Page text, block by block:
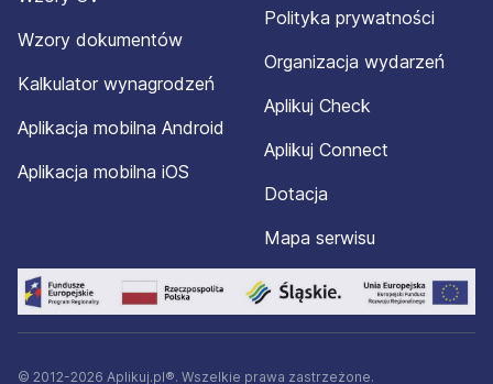
Wzory dokumentów
Kalkulator wynagrodzeń
Aplikacja mobilna Android
Aplikacja mobilna iOS
Polityka prywatności
Organizacja wydarzeń
Aplikuj Check
Aplikuj Connect
Dotacja
Mapa serwisu
© 2012-2026 Aplikuj.pl®. Wszelkie prawa zastrzeżone.